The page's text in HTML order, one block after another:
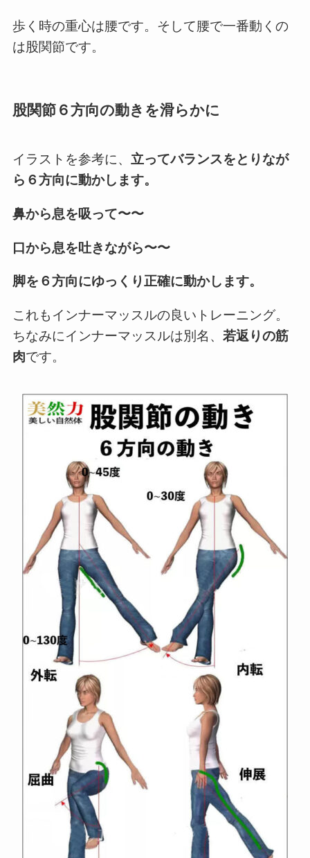
歩く時の重心は腰です。そして腰で一番動くの
は股関節です。
股関節６方向の動きを滑らかに
イラストを参考に、 立ってバランスをとりなが
ら６方向に動かします。
鼻から息を吸って〜〜
口から息を吐きながら〜〜
脚を６方向にゆっくり正確に動かします。
これもインナーマッスルの良いトレーニング。
ちなみにインナーマッスルは別名、 若返りの筋
肉です。